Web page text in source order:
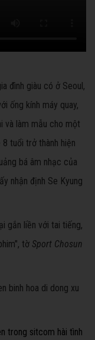
đình giàu có ở Seoul,
ống kính máy quay,
và làm mẫu cho một
tuổi trở thành hiện
bá âm nhạc của
nhận định Se Kyung
gắn liền với tai tiếng,
tờ Sport Chosun
trong sitcom hài tình